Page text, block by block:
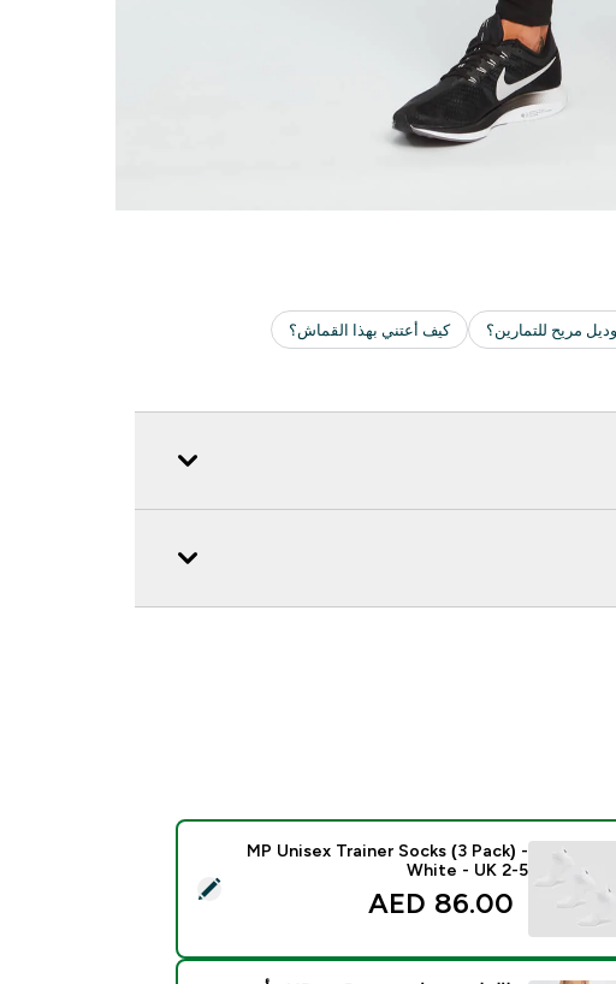
تحديد هذا المنتج - MP Unisex Trainer Socks (3 Pack) - White - UK 2-5
MP Unisex Trainer Socks (3 Pack) -
White - UK 2-5
86.00 AED‎